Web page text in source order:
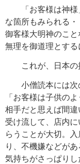
「お客様は神様
な箇所もみられる・
御客様大明神のこ
無理を御道理とする
これが、日本の接
小僧読本には次
「お客様は子供の
相手だと思えば間
受け流して、店内
らうことが大切。
り、不機嫌などが
気持ちがさっぱり